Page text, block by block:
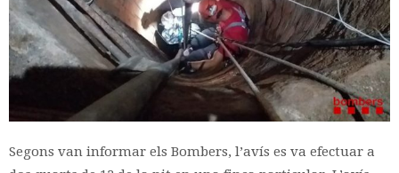
Segons van informar els Bombers, l’avís es va efectuar a